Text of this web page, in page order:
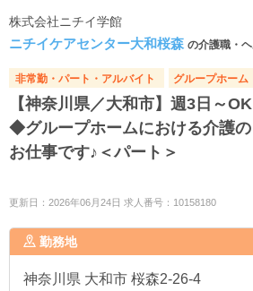
株式会社ニチイ学館
ニチイケアセンター大和桜森 の介護職・
非常勤・パート・アルバイト グループホーム
【神奈川県／大和市】週3日～OK
◆グループホームにおける介護の
お仕事です♪＜パート＞
更新日：2026年06月24日 求人番号：10158180
勤務地
神奈川県 大和市 桜森2-26-4